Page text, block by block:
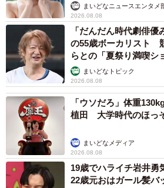
まいどなニュースエンタメ
2026.08.08
「だんだん時代劇俳
の55歳ボーカリスト
らとの「夏祭り満喫シ
まいどなトピック
2026.08.08
「ウソだろ」体重
植田 大学時代のほっ
まいどなメディア
2026.08.08
19歳でハライチ岩井勇
22歳元おはガール髪バ